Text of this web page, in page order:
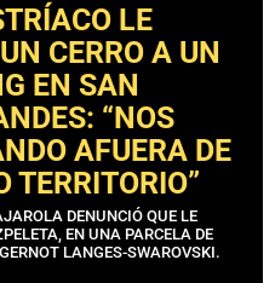
LE
CERRO A UN
EN SAN
“NOS
AFUERA DE
TERRITORIO”
DENUNCIÓ QUE LE
EN UNA PARCELA DE
LANGES-SWAROVSKI.